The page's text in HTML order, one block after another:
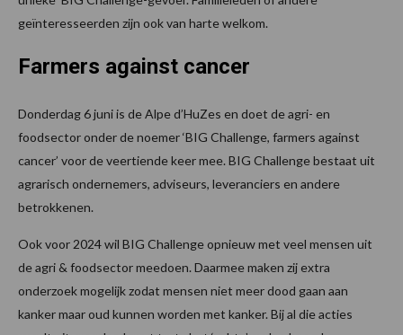
geïnteresseerden zijn ook van harte welkom.
Farmers against cancer
Donderdag 6 juni is de Alpe d’HuZes en doet de agri- en
foodsector onder de noemer ‘BIG Challenge, farmers against
cancer’ voor de veertiende keer mee. BIG Challenge bestaat uit
agrarisch ondernemers, adviseurs, leveranciers en andere
betrokkenen.
Ook voor 2024 wil BIG Challenge opnieuw met veel mensen uit
de agri & foodsector meedoen. Daarmee maken zij extra
onderzoek mogelijk zodat mensen niet meer dood gaan aan
kanker maar oud kunnen worden met kanker. Bij al die acties